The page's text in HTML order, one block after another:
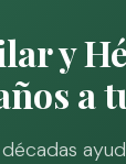
y
a